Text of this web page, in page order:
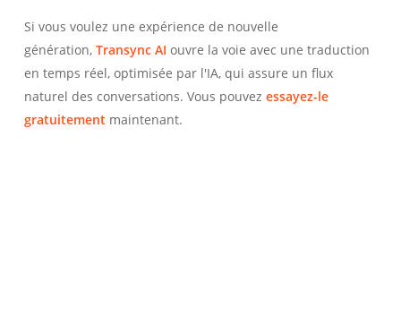
Si vous voulez une expérience de nouvelle
génération, Transync AI ouvre la voie avec une traduction
en temps réel, optimisée par l'IA, qui assure un flux
naturel des conversations. Vous pouvez essayez-le
gratuitementmaintenant.